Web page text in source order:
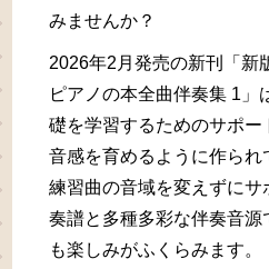
みませんか？
2026年2月発売の新刊「新
ピアノの本全曲伴奏集 1」
礎を学習するためのサポー
音感を育めるように作られ
練習曲の音域を変えずに
奏譜と多種多彩な伴奏音源
も楽しみがふくらみます。